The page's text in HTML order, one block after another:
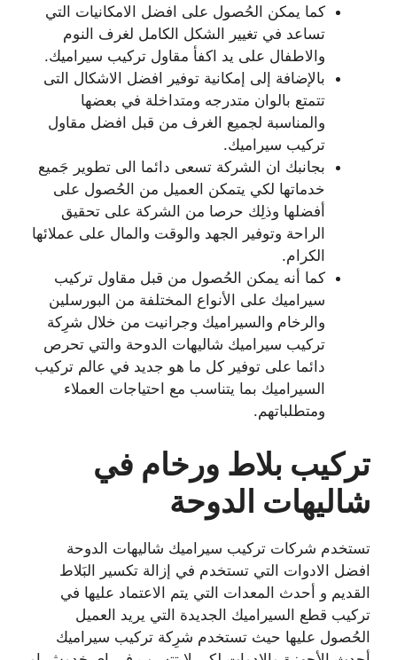
كما يمكن الحُصول على افضل الامكانيات التي
تساعد في تغيير الشكل الكامل لغرف النوم
والاطفال على يد اكفأ مقاول تركيب سيراميك.
بالإضافة إلى إمكانية توفير افضل الاشكال التى
تتمتع بالوان متدرجه ومتداخلة في بعضها
والمناسبة لجميع الغرف من قبل افضل مقاول
تركيب سيراميك.
بجانبك ان الشركة تسعى دائما الى تطوير جَميع
خدماتها لكي يتمكن العميل من الحُصول على
أفضلها وذلِك حرصا من الشركة على تحقيق
الراحة وتوفير الجهد والوقت والمال على عملائها
الكرام.
كما أنه يمكن الحُصول من قبل مقاول تركيب
سيراميك على الأنواع المختلفة من البورسلين
والرخام والسيراميك وجرانيت من خلال شرِكة
تركيب سيراميك شاليهات الدوحة والتي تحرص
دائما على توفير كل ما هو جديد في عالم تركيب
السيراميك بما يتناسب مع احتياجات العملاء
ومتطلباتهم.
تركيب بلاط ورخام في
شاليهات الدوحة
تستخدم شركات تركيب سيراميك شاليهات الدوحة
افضل الادوات التي تستخدم في إزالة تكسير البَلاط
القديم و أحدث المعدات التي يتم الاعتماد عليها في
تركيب قطع السيراميك الجديدة التي يريد العميل
الحُصول عليها حيث تستخدم شرِكة تركيب سيراميك